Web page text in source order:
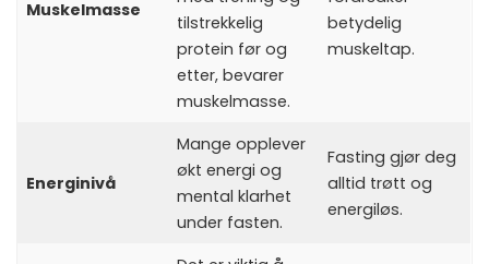
Muskelmasse
tilstrekkelig
protein før og
etter, bevarer
muskelmasse.
betydelig
muskeltap.
Energinivå
Mange opplever
økt energi og
mental klarhet
under fasten.
Fasting gjør deg
alltid trøtt og
energiløs.